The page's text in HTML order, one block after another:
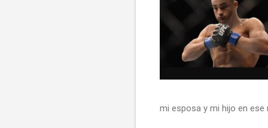
mi esposa y mi hijo en